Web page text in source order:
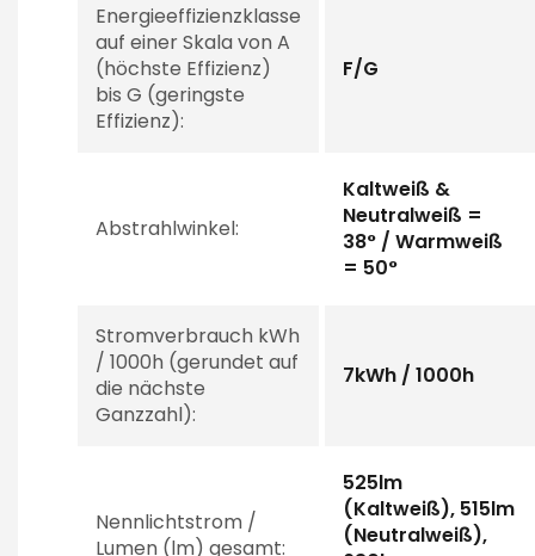
Energieeffizienzklasse
auf einer Skala von A
(höchste Effizienz)
bis G (geringste
Effizienz):
F/G
Abstrahlwinkel:
Kaltweiß &
Neutralweiß =
38° / Warmweiß
= 50°
Stromverbrauch kWh
/ 1000h (gerundet auf
die nächste
Ganzzahl):
7kWh / 1000h
Nennlichtstrom /
Lumen (lm) gesamt:
525lm
(Kaltweiß), 515lm
(Neutralweiß),